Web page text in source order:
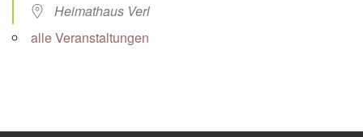
Heimathaus Verl
alle Veranstaltungen